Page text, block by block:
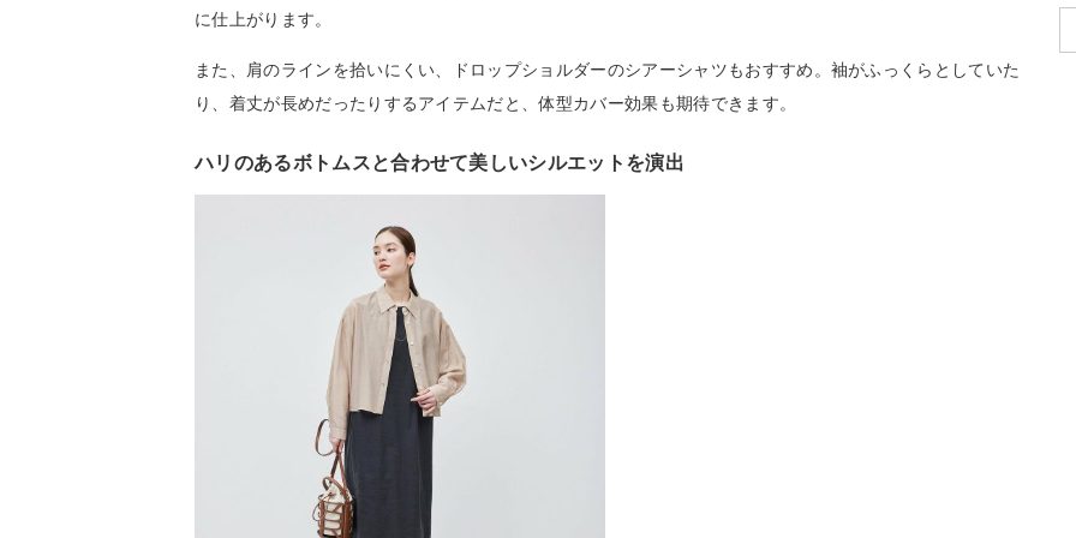
に仕上がります。
また、肩のラインを拾いにくい、ドロップショルダーのシアーシャツもおすすめ。袖がふっくらとしていた
り、着丈が長めだったりするアイテムだと、体型カバー効果も期待できます。
ハリのあるボトムスと合わせて美しいシルエットを演出